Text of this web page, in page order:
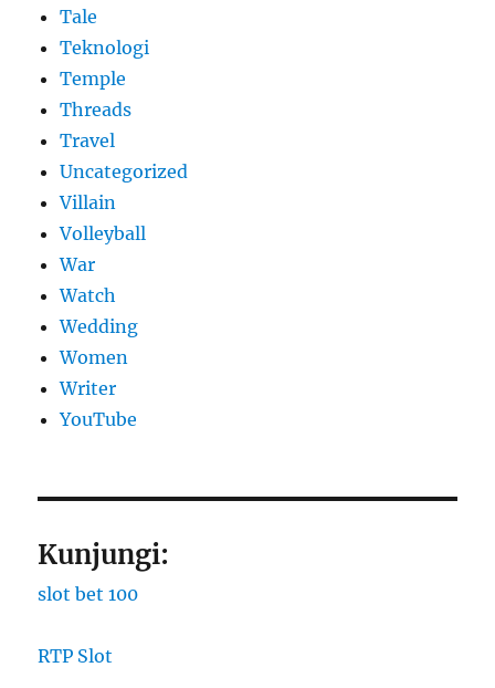
Tale
Teknologi
Temple
Threads
Travel
Uncategorized
Villain
Volleyball
War
Watch
Wedding
Women
Writer
YouTube
Kunjungi:
slot bet 100
RTP Slot